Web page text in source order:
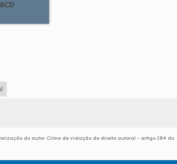
do autor. Crime de violação de direito autoral – artigo 184 do